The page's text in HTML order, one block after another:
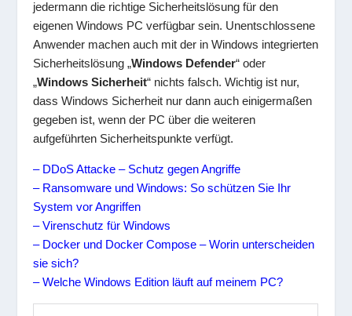
jedermann die richtige Sicherheitslösung für den
eigenen Windows PC verfügbar sein. Unentschlossene
Anwender machen auch mit der in Windows integrierten
Sicherheitslösung „Windows Defender“ oder
„Windows Sicherheit“ nichts falsch. Wichtig ist nur,
dass Windows Sicherheit nur dann auch einigermaßen
gegeben ist, wenn der PC über die weiteren
aufgeführten Sicherheitspunkte verfügt.
– DDoS Attacke – Schutz gegen Angriffe
– Ransomware und Windows: So schützen Sie Ihr
System vor Angriffen
– Virenschutz für Windows
– Docker und Docker Compose – Worin unterscheiden
sie sich?
– Welche Windows Edition läuft auf meinem PC?